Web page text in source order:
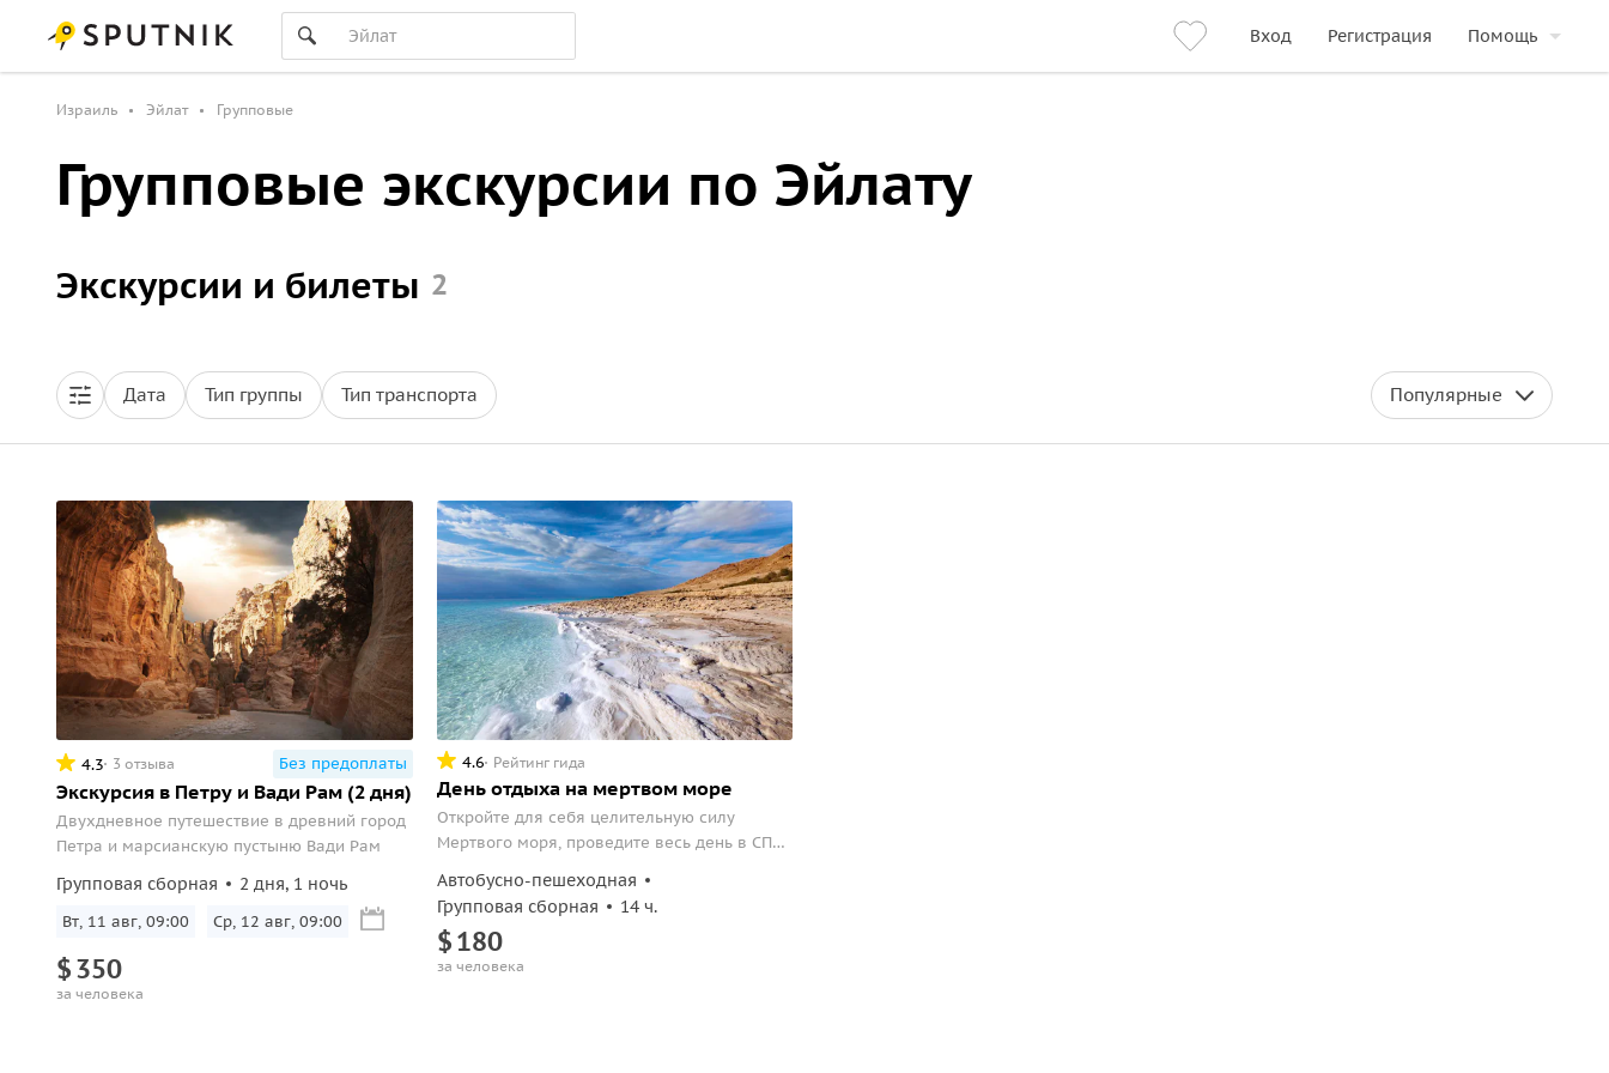
Вход Регистрация Помощь
Израиль Эйлат Групповые
Групповые экскурсии по Эйлату
Экскурсии и билеты 2
Дата Тип группы Тип транспорта Популярные
4.3 3 отзыва Без предоплаты
Экскурсия в Петру и Вади Рам (2 дня)
Двухдневное путешествие в древний город
Петра и марсианскую пустыню Вади Рам
Групповая сборная 2 дня, 1 ночь
Вт, 11 авг, 09:00 Ср, 12 авг, 09:00
$350
за человека
4.6 Рейтинг гида
День отдыха на мертвом море
Откройте для себя целительную силу
Мертвого моря, проведите весь день в СПА,
минералами.
Автобусно-пешеходная
Групповая сборная
14 ч.
$180
за человека